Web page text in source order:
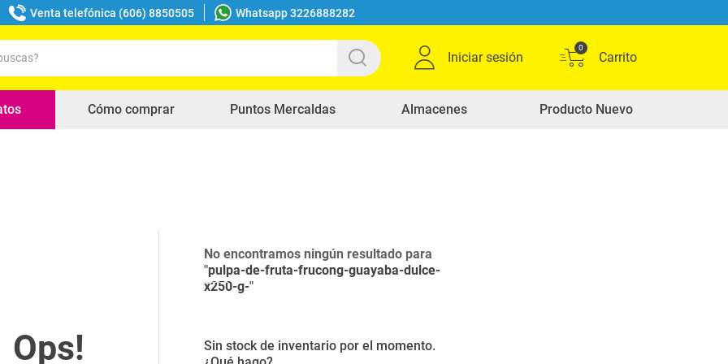
Venta telefónica (606) 8850505 Whatsapp 3226888282
Iniciar sesión
0
Cómo comprar Puntos Mercaldas Almacenes Producto Nuevo
No encontramos ningún resultado para
"pulpa-de-fruta-frucong-guayaba-dulce-
x250-g-"
Sin stock de inventario por el momento.
buscados